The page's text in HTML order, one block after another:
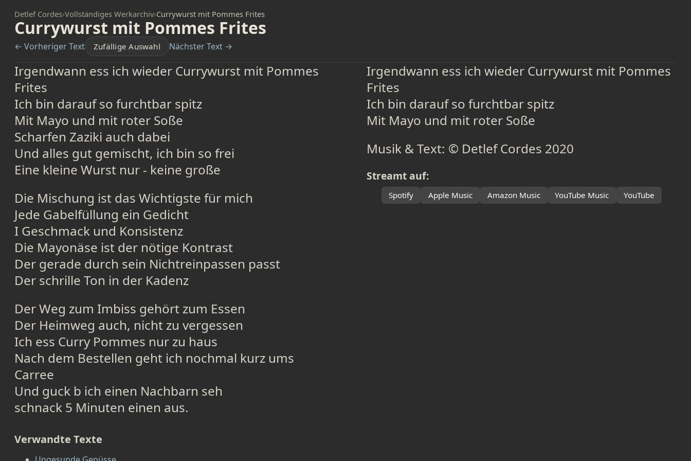
Detlef Cordes›Vollständiges Werkarchiv›Currywurst mit Pommes Frites
Currywurst mit Pommes Frites
← Vorheriger Text Zufällige Auswahl Nächster Text →
Irgendwann ess ich wieder Currywurst mit Pommes
Frites
Ich bin darauf so furchtbar spitz
Mit Mayo und mit roter Soße
Scharfen Zaziki auch dabei
Und alles gut gemischt, ich bin so frei
Eine kleine Wurst nur - keine große
Die Mischung ist das Wichtigste für mich
Jede Gabelfüllung ein Gedicht
I Geschmack und Konsistenz
Die Mayonäse ist der nötige Kontrast
Der gerade durch sein Nichtreinpassen passt
Der schrille Ton in der Kadenz
Der Weg zum Imbiss gehört zum Essen
Der Heimweg auch, nicht zu vergessen
Ich ess Curry Pommes nur zu haus
Nach dem Bestellen geht ich nochmal kurz ums
Carree
Und guck b ich einen Nachbarn seh
schnack 5 Minuten einen aus.
Irgendwann ess ich wieder Currywurst mit Pommes
Frites
Ich bin darauf so furchtbar spitz
Mit Mayo und mit roter Soße
Musik & Text: © Detlef Cordes 2020
Streamt auf:
Spotify Apple Music Amazon Music YouTube Music YouTube
Verwandte Texte